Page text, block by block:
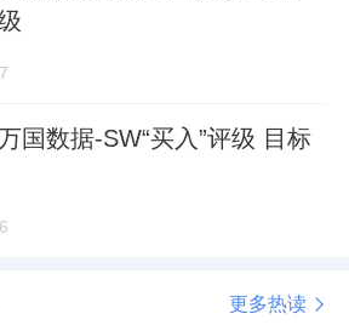
国数据-SW“买入”评级 目标
更多热读